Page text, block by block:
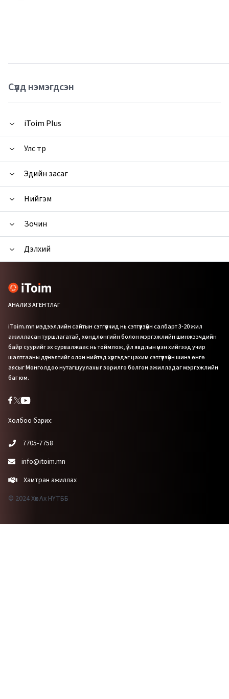
Сүүлд нэмэгдсэн
iToim Plus
Улс төр
Эдийн засаг
Нийгэм
Зочин
Дэлхий
АНАЛИЗ АГЕНТЛАГ
iToim.mn мэдээллийн сайтын сэтгүүлчид нь сэтгүүлзүйн салбарт 3-20 жил
ажилласан туршлагатай, хөндлөнгийн болон мэргэжлийн шинжээчдийн
байр суурийг эх сурвалжаас нь тоймлож, үйл явдлын үнэн хийгээд учир
шалтгааны дүгнэлтийг олон нийтэд хүргэдэг цахим сэтгүүлзүйн шинэ өнгө
аясыг Монголдоо нутагшуулахыг зорилго болгон ажилладаг мэргэжлийн
баг юм.
Холбоо барих:
7705-7758
info@itoim.mn
Хамтран ажиллах
© 2024 Хөх Ах НҮТББ